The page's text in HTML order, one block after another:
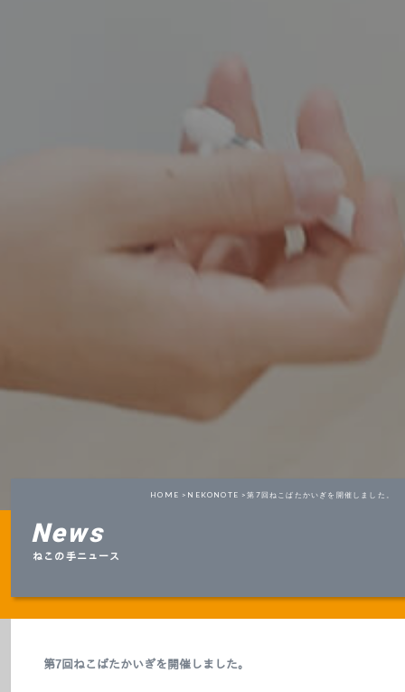
HOME > NEKONOTE >第7回ねこばたかいぎを開催しました。
News
ねこの手ニュース
第7回ねこばたかいぎを開催しました。